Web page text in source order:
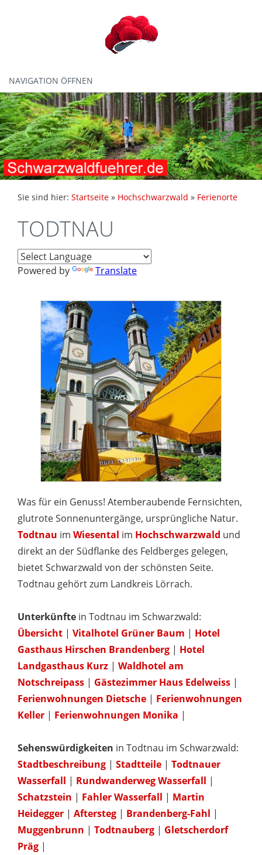
NAVIGATION ÖFFNEN
Sie sind hier: Startseite » Hochschwarzwald » Ferienorte
TODTNAU
Powered by Translate
Was für ein Genuss! Atemberaubende Fernsichten,
glutrote Sonnenuntergänge, ursprüngliche Natur.
Todtnau im Wiesental im Hochschwarzwald und
direkt an der Südflanke des Feldberges gelegen,
bietet Schwarzwald von der schönsten Seite.
Todtnau gehört zum Landkreis Lörrach.
Unterkünfte in Todtnau im Schwarzwald:
Übersicht | Vitalhotel Grüner Baum | Hotel
Gasthaus Hirschen Brandenberg | Hotel
Landgasthaus Kurz | Waldhotel am
Notschreipass | Gästezimmer Haus Edelweiss |
Ferienwohnungen Dietsche | Ferienwohnungen
Keller | Ferienwohnungen Monika |
Sehenswürdigkeiten in Todtnau im Schwarzwald:
Stadtbeschreibung | Stadtteile | Todtnauer
Wasserfall | Rundwanderweg Wasserfall |
Schatzstein | Fahler Wasserfall | Martin
Heidegger | Aftersteg | Brandenberg-Fahl |
Muggenbrunn | Todtnauberg | Gletscherdorf
Präg |